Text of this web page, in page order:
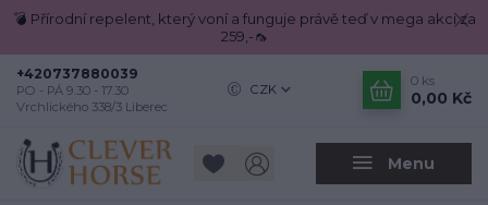
💣 Přírodní repelent, který voní a funguje právě teď v mega akci za
259,-🦟
Menu
CZK
+420737880039
PO - PÁ 9.30 - 17.30
Vrchlického 338/3 Liberec
0 ks
0,00 Kč